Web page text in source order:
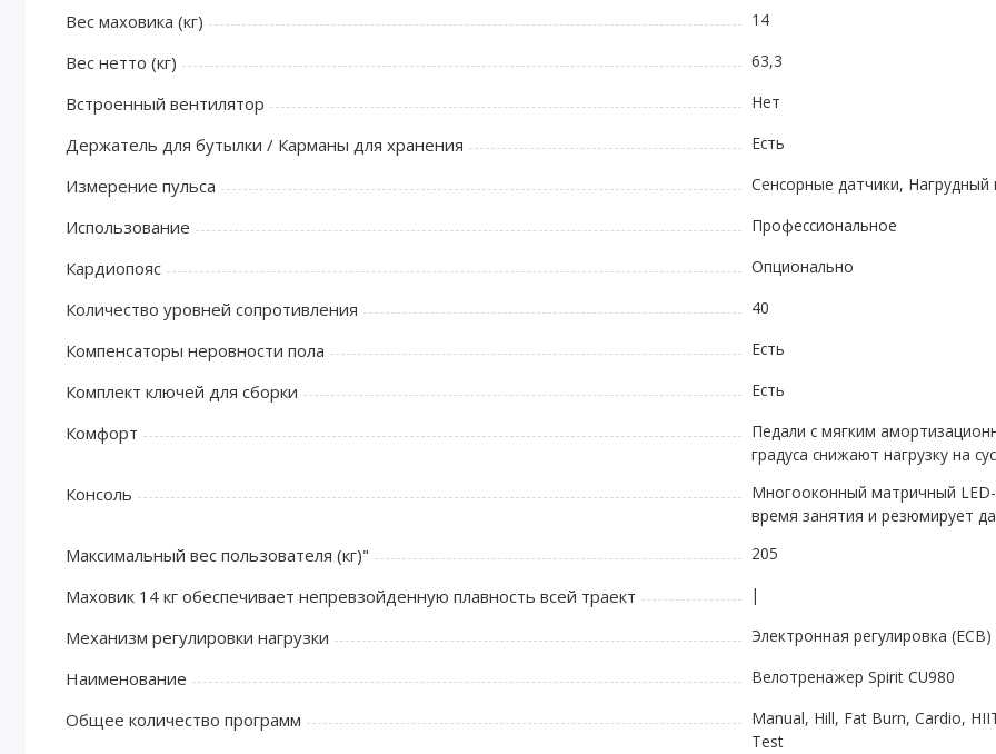
Вес маховика (кг) 14
Вес нетто (кг) 63,3
Встроенный вентилятор Нет
Держатель для бутылки / Карманы для хранения Есть
Измерение пульса Сенсорные датчики, Нагрудный
Использование Профессиональное
Кардиопояс Опционально
Количество уровней сопротивления 40
Компенсаторы неровности пола Есть
Комплект ключей для сборки Есть
Комфорт
Педали с мягким
градуса снижают нагрузку на
Консоль
Многооконный матричный
время занятия и резюмирует
Максимальный вес пользователя (кг)" 205
Маховик 14 кг обеспечивает непревзойденную плавность всей траект |
Механизм регулировки нагрузки Электронная регулировка (ECB)
Наименование Велотренажер Spirit CU980
Общее количество программ
Manual, Hill, Fat Burn, Cardio,
Test